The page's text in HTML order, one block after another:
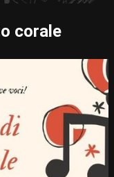
corale